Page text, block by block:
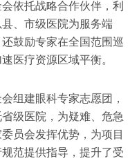
依托战略合作伙伴，利
、市级医院为服务端
鼓励专家在全国范围巡
医疗资源区域平衡。
组建眼科专家志愿团，
级医院，为疑难、危急
员会发挥优势，为项目
范提供指导，提升了受